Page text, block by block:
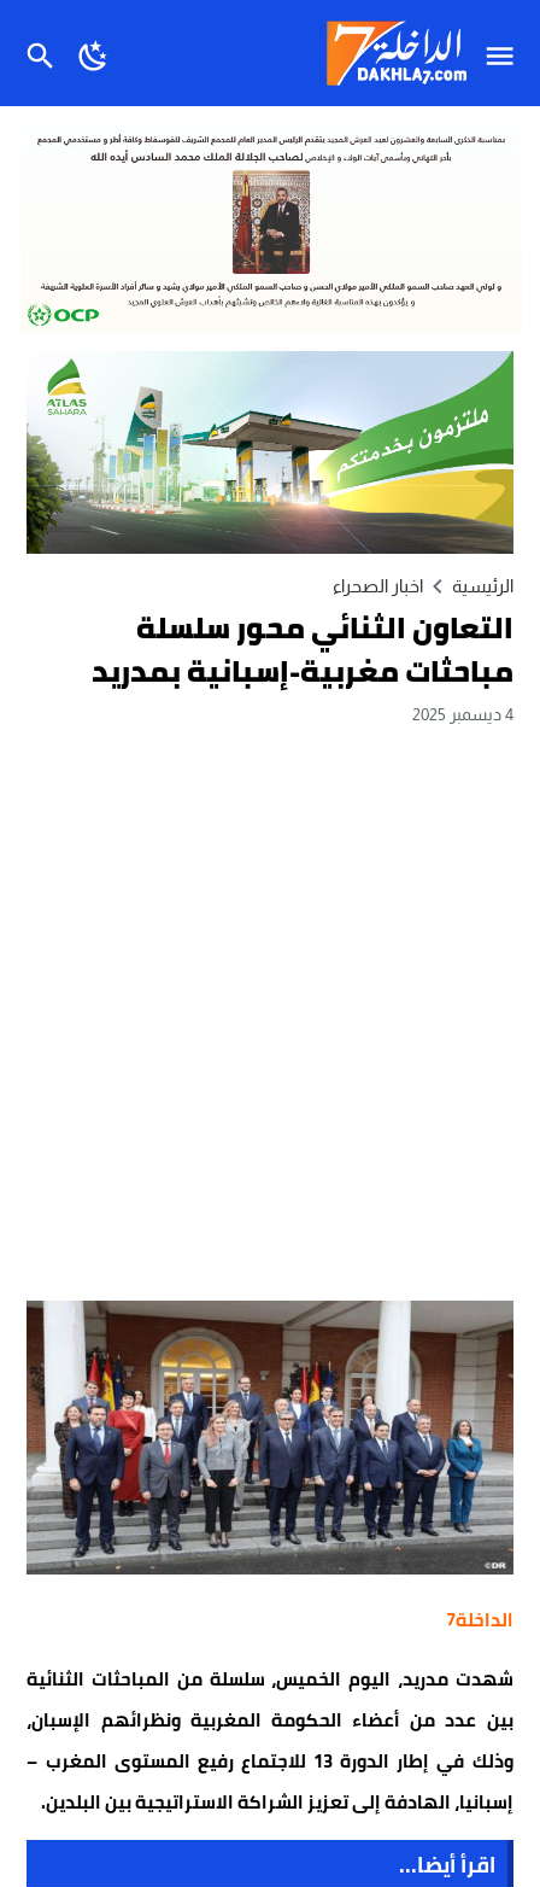
الرئيسية اخبار الصحراء
التعاون الثنائي محور سلسلة
مباحثات مغربية-إسبانية بمدريد
4 ديسمبر 2025
الداخلة7
شهدت مدريد، اليوم الخميس، سلسلة من المباحثات الثنائية
بين عدد من أعضاء الحكومة المغربية ونظرائهم الإسبان،
وذلك في إطار الدورة 13 للاجتماع رفيع المستوى المغرب –
إسبانيا، الهادفة إلى تعزيز الشراكة الاستراتيجية بين البلدين.
اقرأ أيضا...